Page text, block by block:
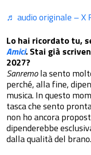
♬ audio originale – X
Lo hai ricordato tu,
Amici. Stai già
2027?
Sanremola sento
perché, alla fine,
musica. In questo
tasca che sento
non ho ancora
dipenderebbe
dalla qualità del brano.